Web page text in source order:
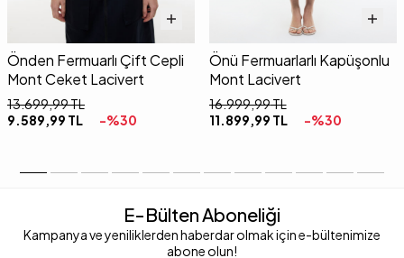
Önden Fermuarlı Çift Cepli
Mont Ceket Lacivert
13.699,99TL
9.589,99 TL -%30
Önü Fermuarlarlı Kapüşonlu
Mont Lacivert
16.999,99TL
11.899,99 TL -%30
E-Bülten Aboneliği
Kampanya ve yeniliklerden haberdar olmak için e-bültenimize
abone olun!